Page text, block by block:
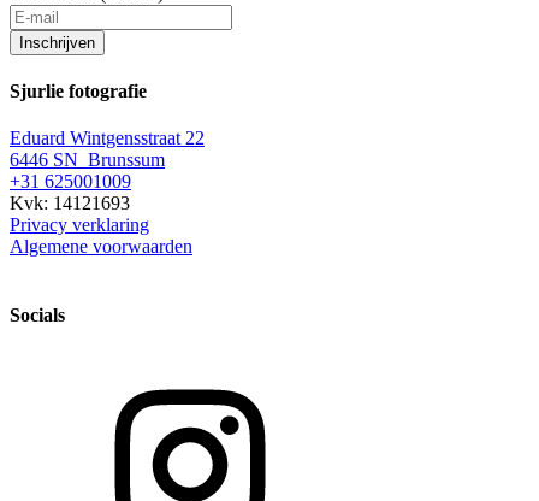
Inschrijven
Sjurlie fotografie
Eduard Wintgensstraat 22
6446 SN Brunssum
+31 625001009
Kvk: 14121693
Privacy verklaring
Algemene voorwaarden
Socials